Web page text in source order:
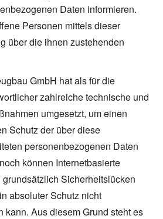
Daten informieren.
Personen mittels dieser
über die ihnen zustehenden
GmbH hat als für die
zahlreiche technische und
umgesetzt, um einen
Schutz der über diese
personenbezogenen Daten
können Internetbasierte
Sicherheitslücken
absoluter Schutz nicht
kann. Aus diesem Grund steht es